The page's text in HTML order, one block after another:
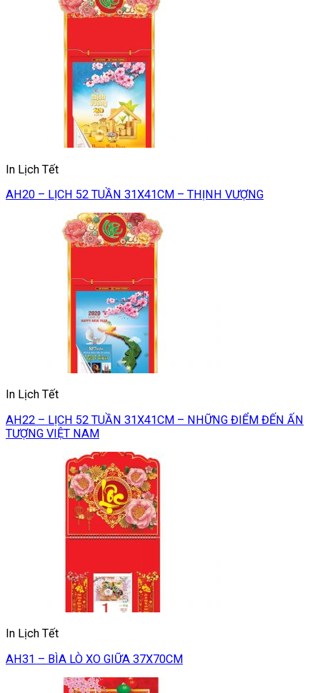
In Lịch Tết
AH20 – LỊCH 52 TUẦN 31X41CM – THỊNH VƯỢNG
In Lịch Tết
AH22 – LỊCH 52 TUẦN 31X41CM – NHỮNG ĐIỂM ĐẾN ẤN
TƯỢNG VIỆT NAM
In Lịch Tết
AH31 – BÌA LÒ XO GIỮA 37X70CM